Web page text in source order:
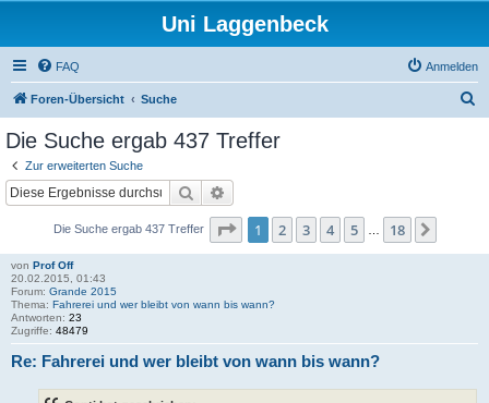
Uni Laggenbeck
FAQ Anmelden
Foren-Übersicht Suche
Die Suche ergab 437 Treffer
Zur erweiterten Suche
Suche
Die Suche ergab 437 Treffer Seite 1von 18
1 2 3 4 5 18
von Prof Off
20.02.2015, 01:43
Forum: Grande 2015
Thema: Fahrerei und wer bleibt von wann bis wann?
Antworten: 23
Zugriffe: 48479
Re: Fahrerei und wer bleibt von wann bis wann?